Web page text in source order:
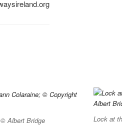
Albert Bridge Lock at